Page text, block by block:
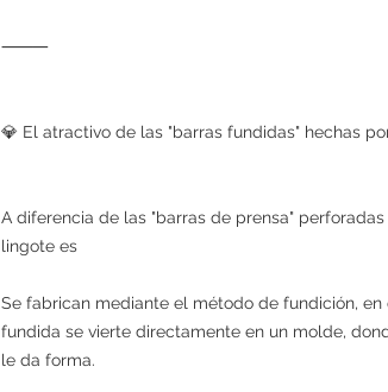
⸻
💎 El atractivo de las "barras fundidas" hechas
A diferencia de las "barras de prensa"
lingote es
Se fabrican mediante el método de fundición,
fundida se vierte directamente en un molde,
le da forma.